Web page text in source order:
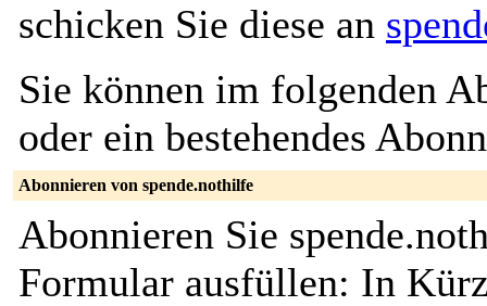
schicken Sie diese an
Sie können im folgenden
oder ein bestehendes
Abonnieren von spende.nothilfe
Abonnieren Sie
Formular ausfüllen: In